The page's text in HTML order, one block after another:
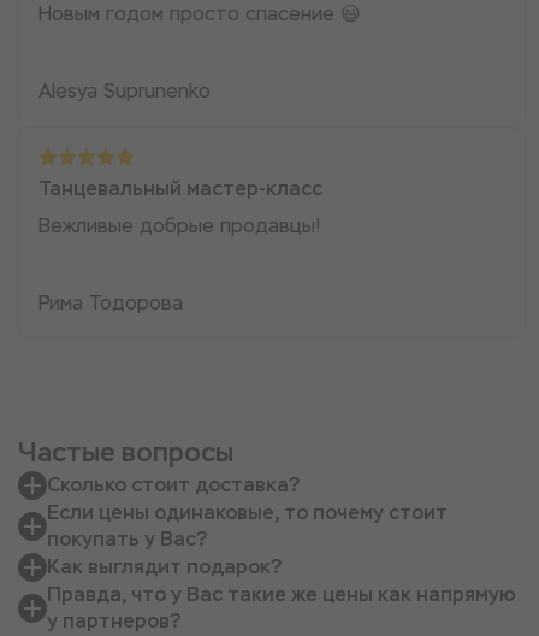
Новым годом просто спасение 😃
Alesya Suprunenko
Танцевальный мастер-класс
Вежливые добрые продавцы!
Рима Тодорова
Частые вопросы
Сколько стоит доставка?
Если цены одинаковые, то почему стоит
покупать у Вас?
Как выглядит подарок?
Правда, что у Вас такие же цены как напрямую
у партнеров?